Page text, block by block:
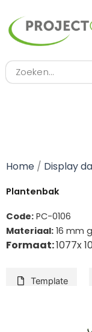
naar
de
Zoeken
Home / Display
Plantenbak
Code: PC-0106
Materiaal: 16 mm g
Formaat:1077x
Template